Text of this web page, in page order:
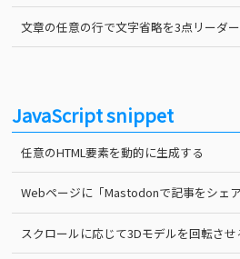
文章の任意の行で文字省略を3点リーダ
JavaScript snippet
任意のHTML要素を動的に生成する
Webページに「Mastodonで記事をシェ
スクロールに応じて3Dモデルを回転させ